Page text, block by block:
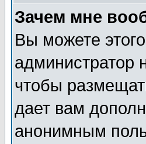
Зачем мне
Вы можете
администратор
чтобы
дает вам
анонимным